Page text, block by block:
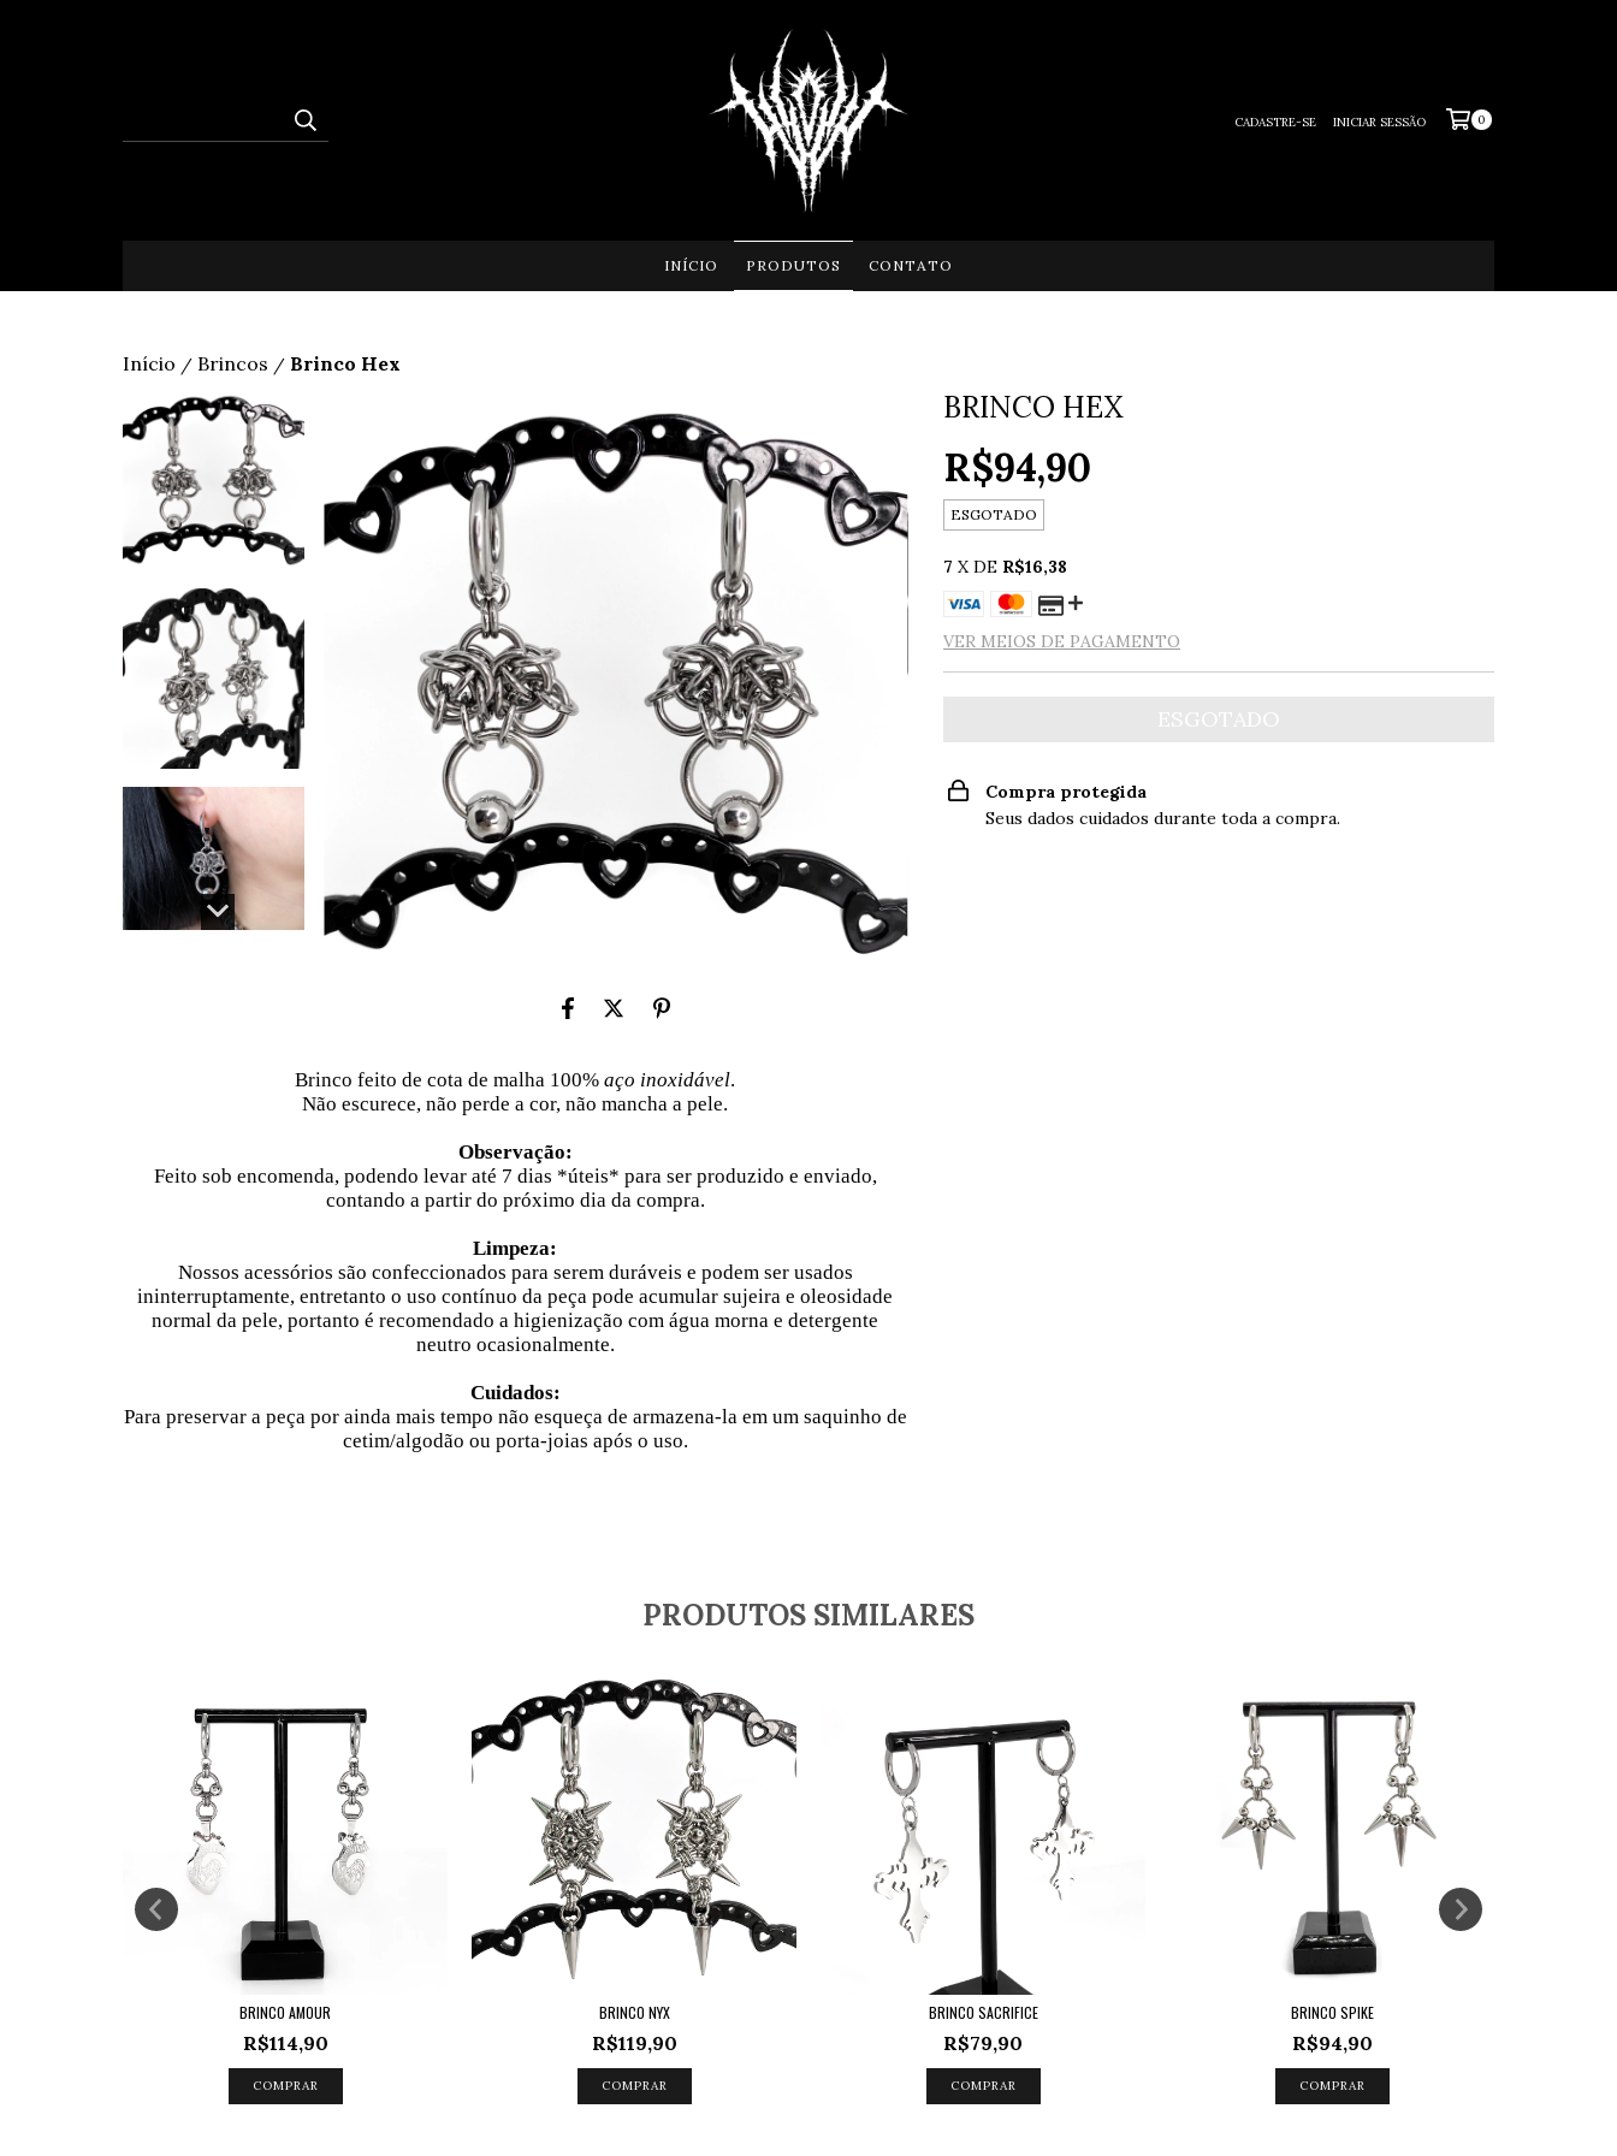
CADASTRE-SE INICIAR SESSÃO 0
INÍCIO PRODUTOS CONTATO
Início / Brincos / Brinco Hex
Brinco feito de cota de malha 100%aço inoxidável.
Não escurece, não perde a cor, não mancha a pele.
Observação:
Feito sob encomenda, podendo levar até 7 dias *úteis* para ser produzido e enviado,
contando a partir do próximo dia da compra.
Limpeza:
Nossos acessórios são confeccionados para serem duráveis e podem ser usados
ininterruptamente, entretanto o uso contínuo da peça pode acumular sujeira e oleosidade
normal da pele, portanto é recomendado a higienização com água morna e detergente
neutro ocasionalmente.
Cuidados:
Para preservar a peça por ainda mais tempo não esqueça de armazena-la em um saquinho de
cetim/algodão ou porta-joias após o uso.
BRINCO HEX
R$94,90
ESGOTADO
7 X DE R$16,38
VER MEIOS DE PAGAMENTO
Compra protegida
Seus dados cuidados durante toda a compra.
PRODUTOS SIMILARES
BRINCO AMOUR
R$114,90
BRINCO NYX
R$119,90
BRINCO SACRIFICE
R$79,90
BRINCO SPIKE
R$94,90